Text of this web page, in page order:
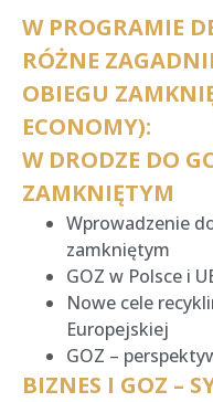
W PROGRAMIE
RÓŻNE
OBIEGU
ECONOMY):
W DRODZE DO
ZAMKNIĘTYM
Wprowadzenie
zamkniętym
GOZ w Polsce i
Nowe cele
Europejskiej
GOZ –
BIZNES I GOZ –